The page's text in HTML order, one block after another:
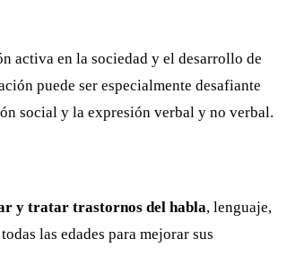
activa en la sociedad y el desarrollo de
puede ser especialmente desafiante
social y la expresión verbal y no verbal.
y tratar trastornos del habla, lenguaje,
las edades para mejorar sus